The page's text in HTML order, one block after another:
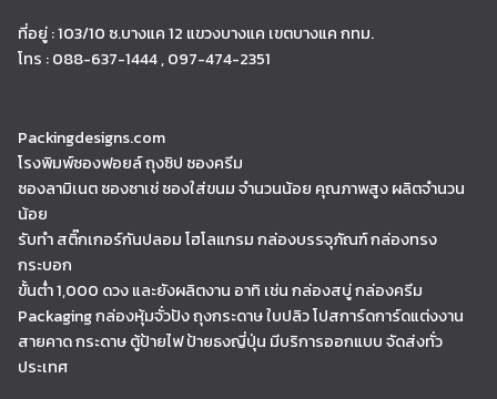
ที่อยู่ : 103/10 ซ.บางแค 12 แขวงบางแค เขตบางแค กทม.
โทร : 088-637-1444 , 097-474-2351
Packingdesigns.com
โรงพิมพ์ซองฟอยล์ ถุงซิป ซองครีม
ซองลามิเนต ซองซาเช่ ซองใส่ขนม จำนวนน้อย คุณภาพสูง ผลิตจำนวน
น้อย
รับทำ สติ๊กเกอร์กันปลอม โฮโลแกรม กล่องบรรจุภัณฑ์ กล่องทรง
กระบอก
ขั้นต่ำ 1,000 ดวง และยังผลิตงาน อาทิ เช่น กล่องสบู่ กล่องครีม
Packaging กล่องหุ้มจั่วปัง ถุงกระดาษ ใบปลิว โปสการ์ดการ์ดแต่งงาน
สายคาด กระดาษ ตู้ป้ายไฟ ป้ายธงญี่ปุ่น มีบริการออกแบบ จัดส่งทั่ว
ประเทศ